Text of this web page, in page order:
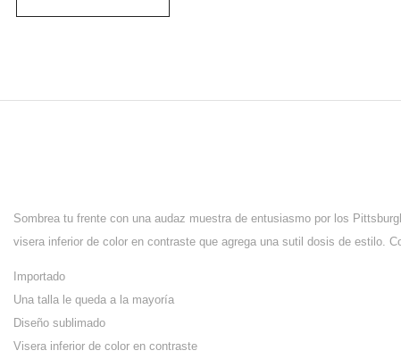
Sombrea tu frente con una audaz muestra de entusiasmo por los
visera inferior de color en contraste que agrega una sutil dosis de estilo.
Importado
Una talla le queda a la mayoría
Diseño sublimado
Visera inferior de color en contraste